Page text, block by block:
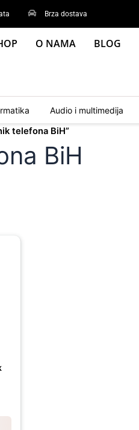
Brza dostava
O NAMA BLOG
Audio i multimedija
telefona BiH”
BiH